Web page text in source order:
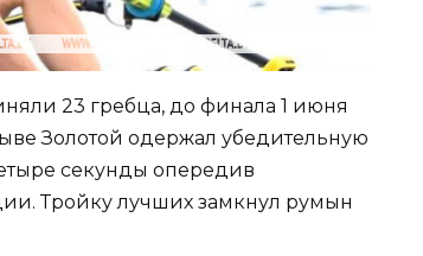
23 гребца, до финала 1 июня
Золотой одержал убедительную
секунды опередив
Тройку лучших замкнул румын